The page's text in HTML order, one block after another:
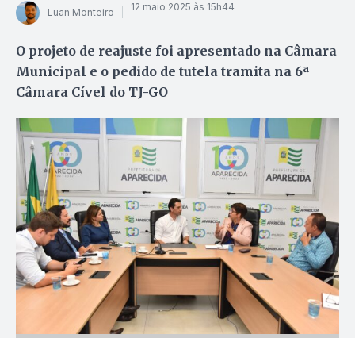
Luan Monteiro 12 maio 2025 às 15h44
O projeto de reajuste foi apresentado na Câmara
Municipal e o pedido de tutela tramita na 6ª
Câmara Cível do TJ-GO